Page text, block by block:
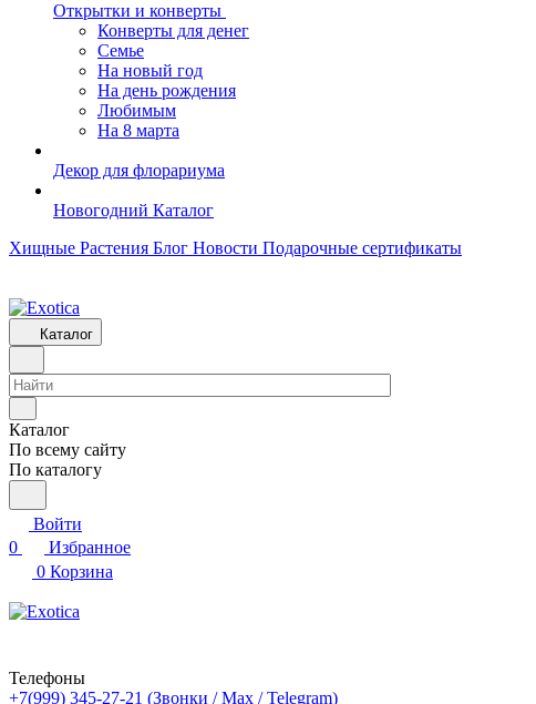
Открытки и конверты
Конверты для денег
Семье
На новый год
На день рождения
Любимым
На 8 марта
Декор для флорариума
Новогодний Каталог
Хищные Растения Блог Новости Подарочные сертификаты
Каталог
Каталог
По всему сайту
По каталогу
Войти
0
Избранное
0 Корзина
Телефоны
+7(999) 345-27-21 (Звонки / Max / Telegram)